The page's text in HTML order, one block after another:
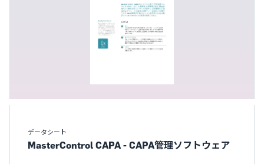
データシート
MasterControl CAPA - CAPA管理ソフトウェア